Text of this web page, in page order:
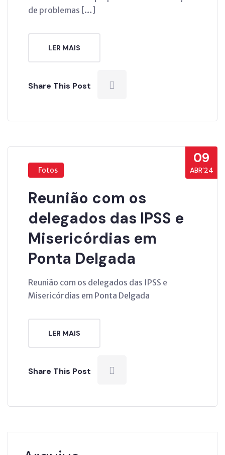
de problemas […]
LER MAIS
Share This Post
09
ABR’24
Fotos
Reunião com os
delegados das IPSS e
Misericórdias em
Ponta Delgada
Reunião com os delegados das IPSS e
Misericórdias em Ponta Delgada
LER MAIS
Share This Post